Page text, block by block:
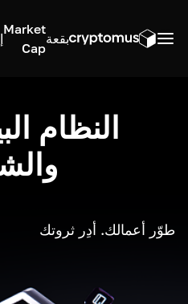
بقعة
Market
Cap
النظام
طوّر أعمالك. أدِر ثروتك